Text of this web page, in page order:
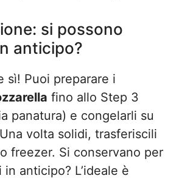
si possono
anticipo?
sì! Puoi preparare i
fino allo Step 3
panatura) e congelarli su
volta solidi, trasferiscili
freezer. Si conservano per
anticipo? L’ideale è